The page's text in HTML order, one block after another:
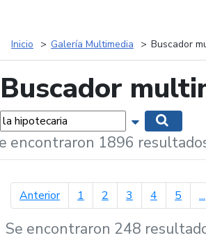
Inicio Galería Multimedia Buscador
Buscador
Mostrar
encontraron 1896
Anteriorpágina anterior
1 2 3 4 5 ...
Se encontraron 248